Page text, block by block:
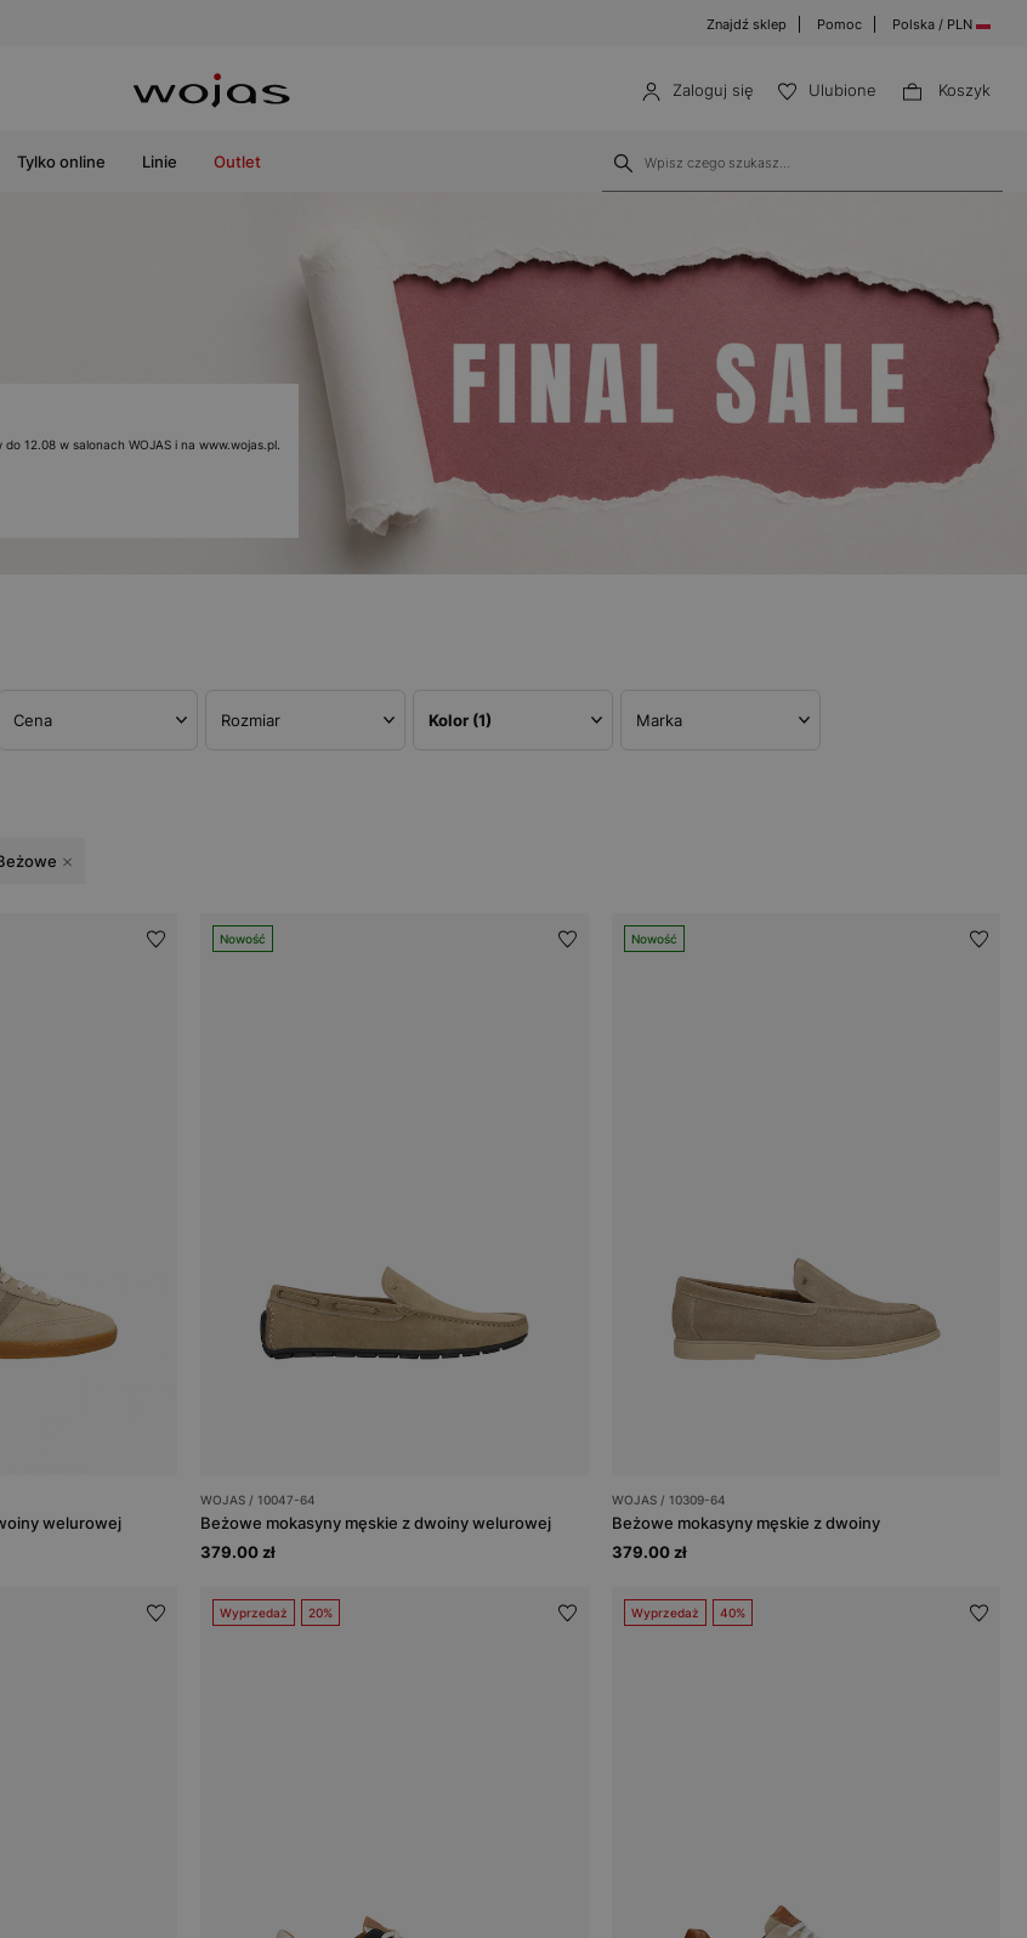
Znajdź sklep Pomoc Polska / PLN
Zaloguj się Ulubione Koszyk
Tylko online Linie Outlet
12.08 w salonach WOJAS i na www.wojas.pl.
Cena Rozmiar Kolor (1) Marka
welurowej
Nowość
WOJAS / 10047-64
Beżowe mokasyny męskie z dwoiny welurowej
379.00 zł
Nowość
WOJAS / 10309-64
Beżowe mokasyny męskie z dwoiny
379.00 zł
Wyprzedaż 20% Wyprzedaż 40%